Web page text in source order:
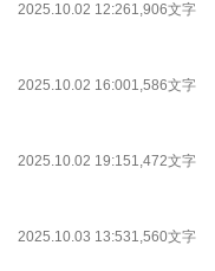
2025.10.02 12:261,906文字
2025.10.02 16:001,586文字
2025.10.02 19:151,472文字
2025.10.03 13:531,560文字